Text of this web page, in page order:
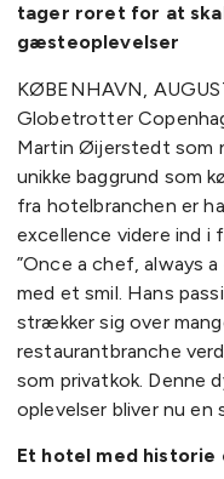
tager roret for at
gæsteoplevelser
KØBENHAVN,
Globetrotter
Martin Øijerstedt som
unikke baggrund som
fra hotelbranchen er
excellence videre ind i
”Once a chef, always
med et smil. Hans
strækker sig over
restaurantbranche
som privatkok. Denne
oplevelser bliver nu
Et hotel med